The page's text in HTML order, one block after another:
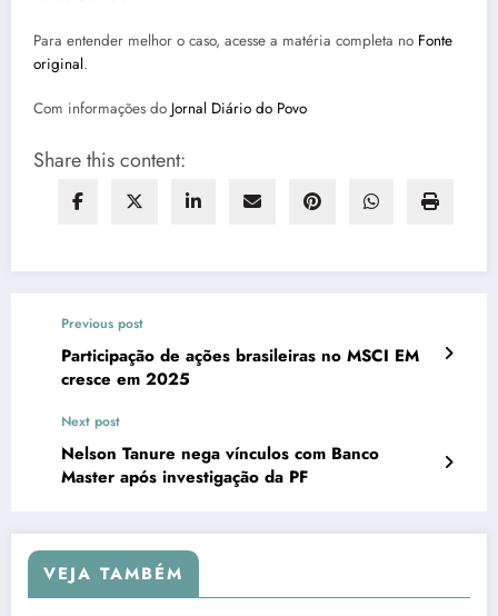
Para entender melhor o caso, acesse a matéria completa no Fonte
original.
Com informações do Jornal Diário do Povo
Share this content:
Previous post
Participação de ações brasileiras no MSCI EM
cresce em 2025
Next post
Nelson Tanure nega vínculos com Banco
Master após investigação da PF
VEJA TAMBÉM